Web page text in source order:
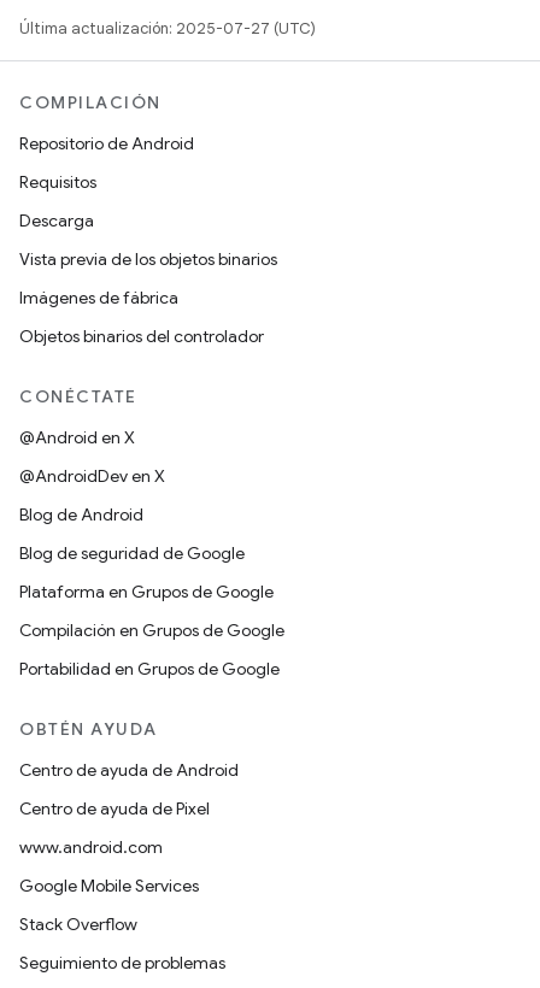
Última actualización: 2025-07-27 (UTC)
COMPILACIÓN
Repositorio de Android
Requisitos
Descarga
Vista previa de los objetos binarios
Imágenes de fábrica
Objetos binarios del controlador
CONÉCTATE
@Android en X
@AndroidDev en X
Blog de Android
Blog de seguridad de Google
Plataforma en Grupos de Google
Compilación en Grupos de Google
Portabilidad en Grupos de Google
OBTÉN AYUDA
Centro de ayuda de Android
Centro de ayuda de Pixel
www.android.com
Google Mobile Services
Stack Overflow
Seguimiento de problemas